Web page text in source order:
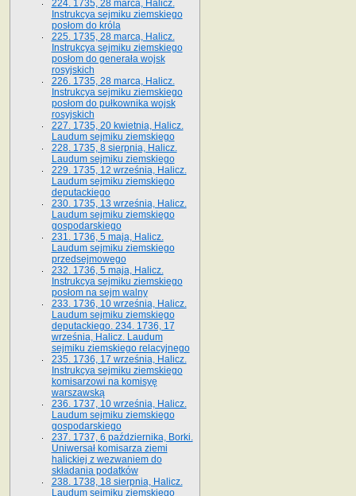
224. 1735, 28 marca, Halicz.
Instrukcya sejmiku ziemskiego
posłom do króla
225. 1735, 28 marca, Halicz.
Instrukcya sejmiku ziemskiego
posłom do generała wojsk
rosyjskich
226. 1735, 28 marca, Halicz.
Instrukcya sejmiku ziemskiego
posłom do pułkownika wojsk
rosyjskich
227. 1735, 20 kwietnia, Halicz.
Laudum sejmiku ziemskiego
228. 1735, 8 sierpnia, Halicz.
Laudum sejmiku ziemskiego
229. 1735, 12 września, Halicz.
Laudum sejmiku ziemskiego
deputackiego
230. 1735, 13 września, Halicz.
Laudum sejmiku ziemskiego
gospodarskiego
231. 1736, 5 maja, Halicz.
Laudum sejmiku ziemskiego
przedsejmowego
232. 1736, 5 maja, Halicz.
Instrukcya sejmiku ziemskiego
posłom na sejm walny
233. 1736, 10 września, Halicz.
Laudum sejmiku ziemskiego
deputackiego. 234. 1736, 17
września, Halicz. Laudum
sejmiku ziemskiego relacyjnego
235. 1736, 17 września, Halicz.
Instrukcya sejmiku ziemskiego
komisarzowi na komisyę
warszawską
236. 1737, 10 września, Halicz.
Laudum sejmiku ziemskiego
gospodarskiego
237. 1737, 6 października, Borki.
Uniwersał komisarza ziemi
halickiej z wezwaniem do
składania podatków
238. 1738, 18 sierpnia, Halicz.
Laudum sejmiku ziemskiego